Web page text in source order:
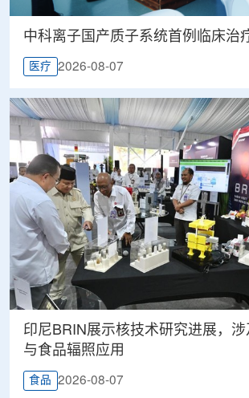
中科离子国产质子系统首例临床治
医疗 2026-08-07
印尼BRIN展示核技术研究进展，
与食品辐照应用
食品 2026-08-07